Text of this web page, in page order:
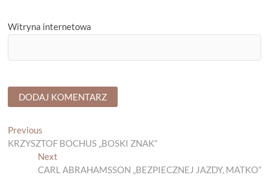
Witryna internetowa
Nawigacja
wpisu
Previous
post:
KRZYSZTOF BOCHUS „BOSKI ZNAK”
NextNext
post:
CARL ABRAHAMSSON „BEZPIECZNEJ JAZDY, MATKO”